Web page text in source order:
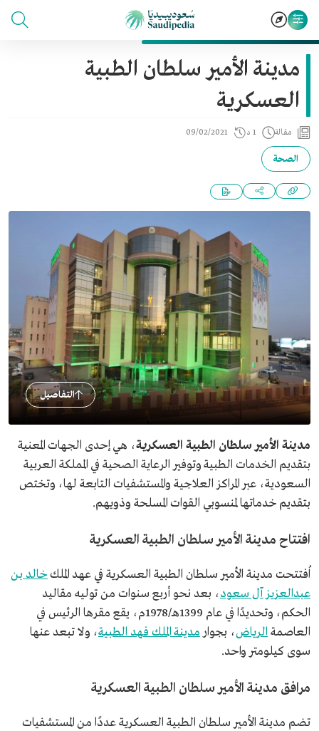
مدينة الأمير سلطان الطبية
العسكرية
مقالة 1 د 09/02/2021
الصحة
التفاصيل
مدينة الأمير سلطان الطبية العسكرية، هي إحدى الجهات المعنية
بتقديم الخدمات الطبية وتوفير الرعاية الصحية في المملكة العربية
السعودية، عبر المراكز العلاجية والمستشفيات التابعة لها، وتختص
بتقديم خدماتها لمنسوبي القوات المسلحة وذويهم.
افتتاح مدينة الأمير سلطان الطبية العسكرية
اُفتتحت مدينة الأمير سلطان الطبية العسكرية في عهد الملكخالد بن
عبدالعزيز آل سعود، بعد نحو أربع سنوات من توليه مقاليد
الحكم، وتحديدًا في عام 1399هـ/1978م، يقع مقرها الرئيس في
العاصمة الرياض، بجوار مدينة الملك فهد الطبية، ولا تبعد عنها
سوى كيلومتر واحد.
مرافق مدينة الأمير سلطان الطبية العسكرية
تضم مدينة الأمير سلطان الطبية العسكرية عددًا من المستشفيات